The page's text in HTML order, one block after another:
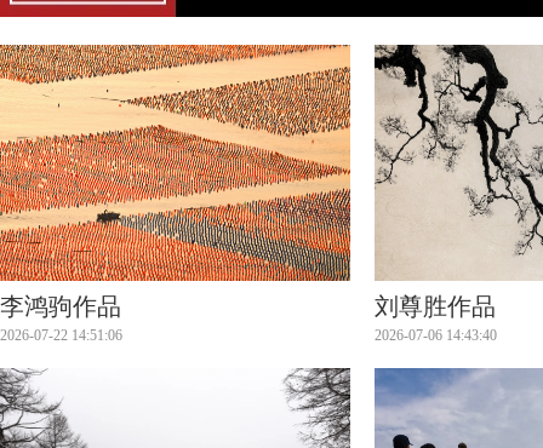
李鸿驹作品
2026-07-22 14:51:06
刘尊胜作品
2026-07-06 14:43:40